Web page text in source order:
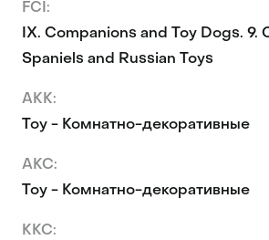
FCI:
IX. Companions and Toy Dogs. 9.
Spaniels and Russian Toys
AKK:
Toy - Комнатно-декоративные
AKC:
Toy - Комнатно-декоративные
KKC: